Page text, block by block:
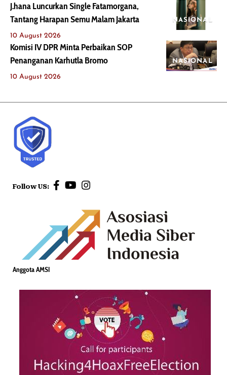
NASIONAL
J.hana Luncurkan Single Fatamorgana,
Tantang Harapan Semu Malam Jakarta
10 August 2026
NASIONAL
Komisi IV DPR Minta Perbaikan SOP
Penanganan Karhutla Bromo
10 August 2026
Follow US:
Anggota AMSI